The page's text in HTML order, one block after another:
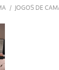
JOGOS DE